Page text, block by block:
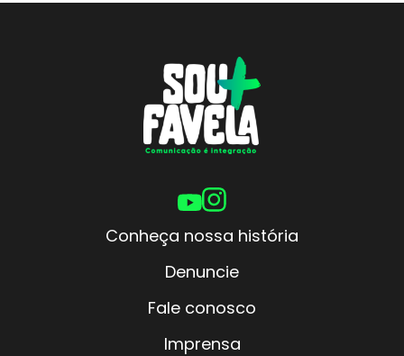
Conheça nossa história
Denuncie
Fale conosco
Imprensa